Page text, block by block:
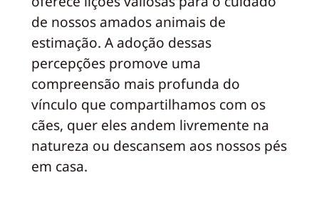
de nossos amados animais de
estimação. A adoção dessas
percepções promove uma
compreensão mais profunda do
vínculo que compartilhamos com os
cães, quer eles andem livremente na
natureza ou descansem aos nossos pés
em casa.